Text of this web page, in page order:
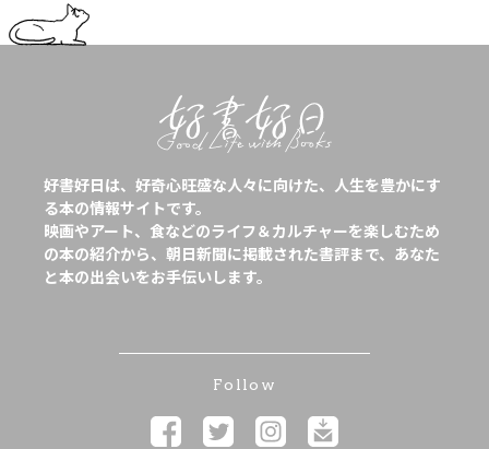
好書好日は、好奇心旺盛な人々に向けた、人生を豊かにす
る本の情報サイトです。
映画やアート、食などのライフ＆カルチャーを楽しむため
の本の紹介から、朝日新聞に掲載された書評まで、あなた
と本の出会いをお手伝いします。
Follow